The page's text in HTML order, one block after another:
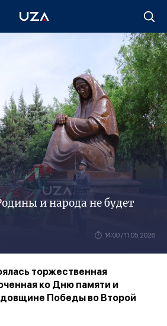
и народа не будет
14:00 / 11.05.2026
торжественная
ко Дню памяти и
Победы во Второй